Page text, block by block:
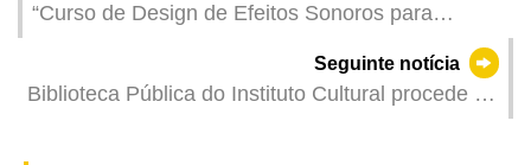
“Curso de Design de Efeitos Sonoros para
Cultural Inscrições abertas a partir de 12
Setembro
Seguinte notícia
Biblioteca Pública do Instituto Cultural procede a